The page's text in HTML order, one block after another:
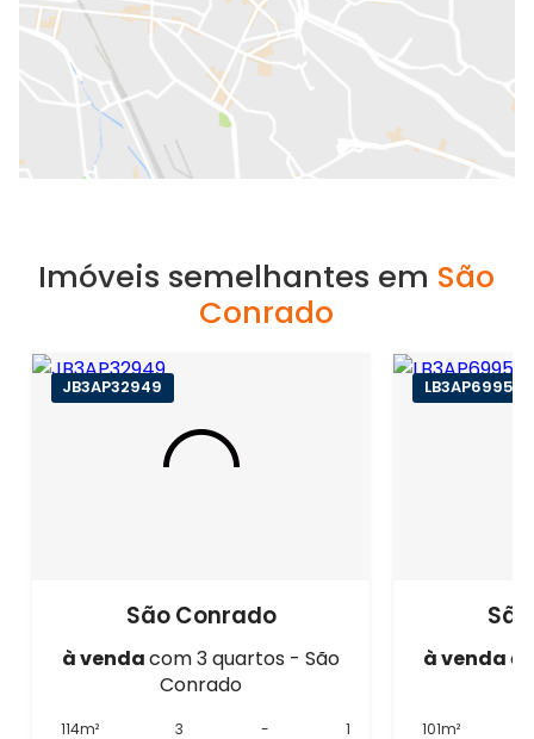
Imóveis semelhantes em São
Conrado
JB3AP32949
São Conrado
à vendacom 3 quartos - São
Conrado
114m² 3 - 1
LB3AP69959
à venda
101m²